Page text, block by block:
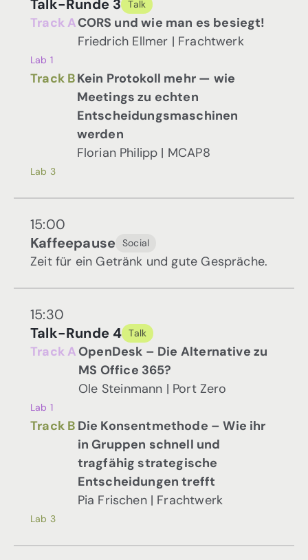
Talk-Runde 3 Talk
Track ACORS und wie man es besiegt!
Friedrich Ellmer | Frachtwerk
Lab 1
Track BKein Protokoll mehr — wie
Meetings zu echten
Entscheidungsmaschinen
werden
Florian Philipp | MCAP8
Lab 3
15:00
Kaffeepause
Social
Zeit für ein Getränk und gute Gespräche.
15:30
Talk-Runde 4 Talk
Track A OpenDesk – Die Alternative zu
MS Office 365?
Ole Steinmann | Port Zero
Lab 1
Track B Die Konsentmethode – Wie ihr
in Gruppen schnell und
tragfähig strategische
Entscheidungen trefft
Pia Frischen | Frachtwerk
Lab 3